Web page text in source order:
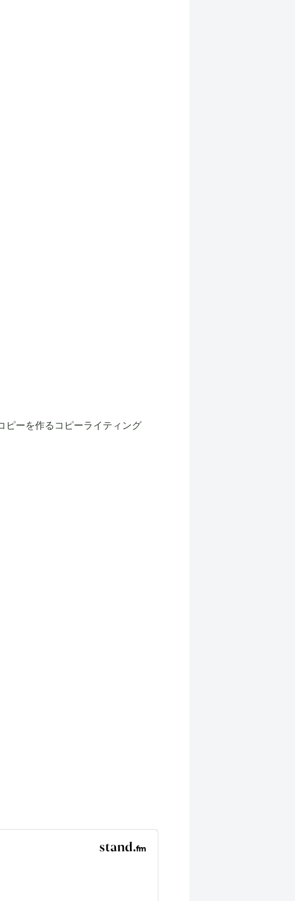
ピーを作るコピーライティング